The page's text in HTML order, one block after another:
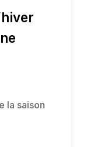
la saison